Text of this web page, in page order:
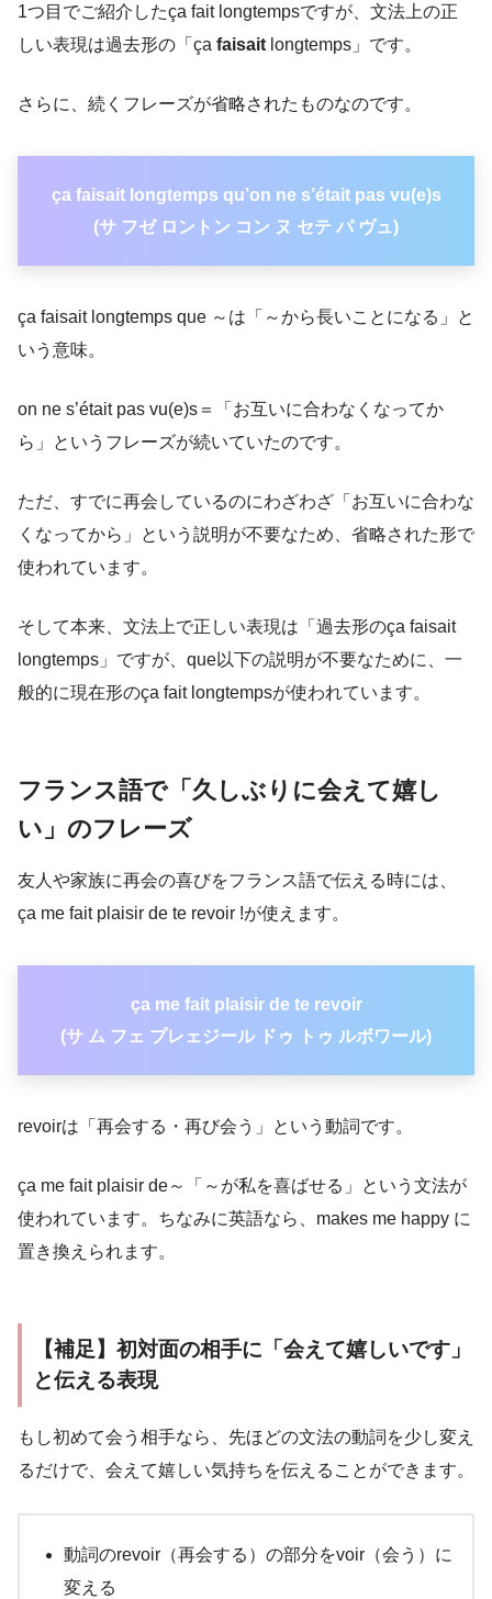
1つ目でご紹介したça fait longtempsですが、文法上の正
しい表現は過去形の「ça faisait longtemps」です。
さらに、続くフレーズが省略されたものなのです。
ça faisaitlongtemps qu’on ne s’était pas vu(e)s
(サ フゼ ロントン コン ヌ セテ パ ヴュ)
ça faisait longtemps que ～は「～から長いことになる」と
いう意味。
on ne s’était pas vu(e)s＝「お互いに合わなくなってか
ら」というフレーズが続いていたのです。
ただ、すでに再会しているのにわざわざ「お互いに合わな
くなってから」という説明が不要なため、省略された形で
使われています。
そして本来、文法上で正しい表現は「過去形のça faisait
longtemps」ですが、que以下の説明が不要なために、一
般的に現在形のça fait longtempsが使われています。
フランス語で「久しぶりに会えて嬉し
い」のフレーズ
友人や家族に再会の喜びをフランス語で伝える時には、
ça me fait plaisir de te revoir !が使えます。
ça me fait plaisir de te revoir
(サ ム フェ プレェジール ドゥ トゥ ルボワール)
revoirは「再会する・再び会う」という動詞です。
ça me fait plaisir de～「～が私を喜ばせる」という文法が
使われています。ちなみに英語なら、makes me happy に
置き換えられます。
【補足】初対面の相手に「会えて嬉しいです」
と伝える表現
もし初めて会う相手なら、先ほどの文法の動詞を少し変え
るだけで、会えて嬉しい気持ちを伝えることができます。
動詞のrevoir（再会する）の部分をvoir（会う）に
変える